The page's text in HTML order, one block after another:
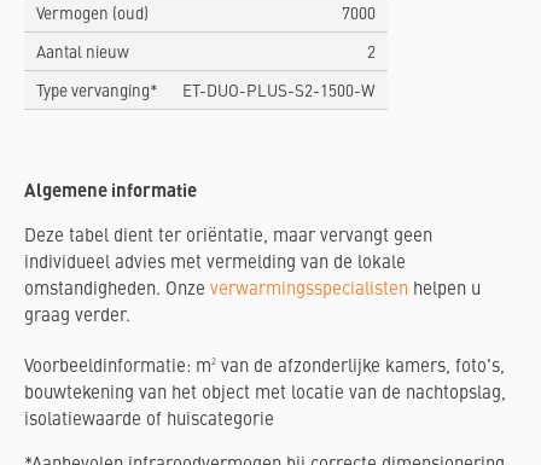
Vermogen (oud) 7000
Aantal nieuw 2
Type vervanging* ET-DUO-PLUS-S2-1500-W
Algemene informatie
Deze tabel dient ter oriëntatie, maar vervangt geen
individueel advies met vermelding van de lokale
omstandigheden. Onze verwarmingsspecialisten helpen u
graag verder.
Voorbeeldinformatie: m2 van de afzonderlijke kamers, foto's,
bouwtekening van het object met locatie van de nachtopslag,
isolatiewaarde of huiscategorie